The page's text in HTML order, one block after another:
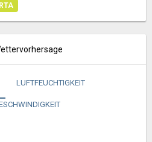
LUFTFEUCHTIGKEIT